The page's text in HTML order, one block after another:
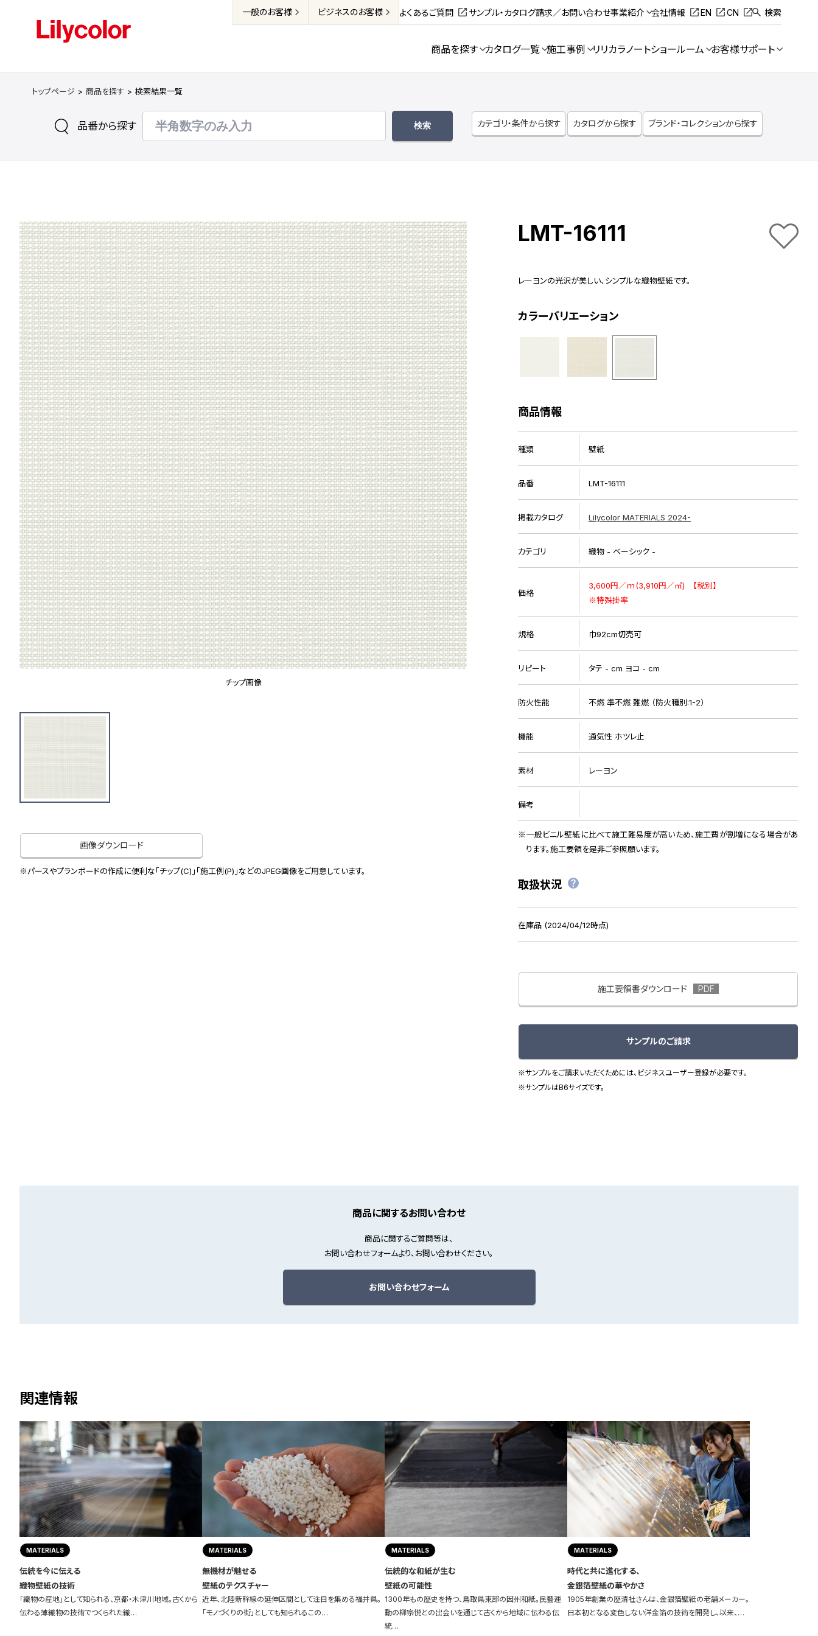
一般のお客様 ビジネスのお客様 よくあるご質問 サンプル・カタログ請求／お問い合わせ事業紹介 会社情報 EN CN 検索
商品を探す カタログ一覧 施工事例 リリカラノートショールーム お客様サポート
トップページ 商品を探す 検索結果一覧
品番から探す カテゴリ・条件から探す カタログから探す ブランド・コレクションから探す
チップ画像
画像ダウンロード
※パースやプランボードの作成に便利な「チップ(C)」「施工例(P)」などのJPEG画像をご用意しています。
LMT-16111
レーヨンの光沢が美しい、シンプルな織物壁紙です。
カラーバリエーション
商品情報
種類 壁紙
品番 LMT-16111
掲載カタログ Lilycolor MATERIALS 2024-
カテゴリ 織物 - ベーシック -
価格
3,600円／ｍ(3,910円／㎡) 【税別】
※特殊掛率
規格 巾92cm切売可
リピート タテ - cm ヨコ - cm
防火性能 不燃 準不燃 難燃 （防火種別:1-2）
機能 通気性 ホツレ止
素材 レーヨン
備考
一般ビニル壁紙に比べて施工難易度が高いため、施工費が割増になる場合があ
ります。施工要領を是非ご参照願います。
取扱状況
在庫品 (2024/04/12時点)
施工要領書ダウンロード
サンプルのご請求
※サンプルをご請求いただくためには、ビジネスユーザー登録が必要です。
※サンプルはB6サイズです。
商品に関するお問い合わせ
商品に関するご質問等は、
お問い合わせフォームより、お問い合わせください。
お問い合わせフォーム
関連情報
MATERIALS
伝統を今に伝える
織物壁紙の技術
「織物の産地」として知られる、京都・木津川地域。古くから
伝わる薄織物の技術でつくられた織…
MATERIALS
無機材が魅せる
壁紙のテクスチャー
近年、北陸新幹線の延伸区間として注目を集める福井県。
「モノづくりの街」としても知られるこの…
MATERIALS
伝統的な和紙が生む
壁紙の可能性
1300年もの歴史を持つ、鳥取県東部の因州和紙。民藝運
動の柳宗悦との出会いを通じて古くから地域に伝わる伝
統…
MATERIALS
時代と共に進化する、
金銀箔壁紙の華やかさ
1905年創業の歴清社さんは、金銀箔壁紙の老舗メーカー。
日本初となる変色しない洋金箔の技術を開発し、以来、…